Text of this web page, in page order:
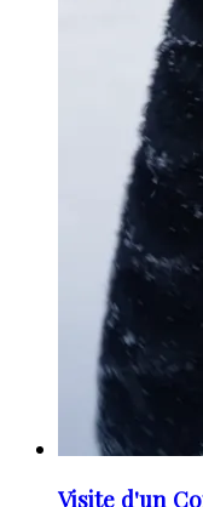
Visite d'un